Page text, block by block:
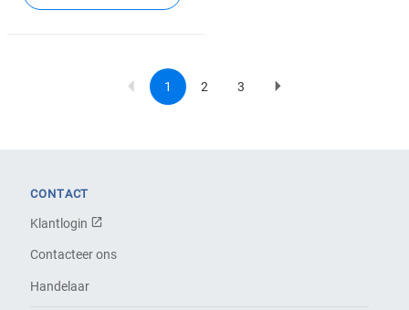
Current
page
1 Page
2 Page
3
Next
CONTACT
Klantlogin
Contacteer ons
Handelaar